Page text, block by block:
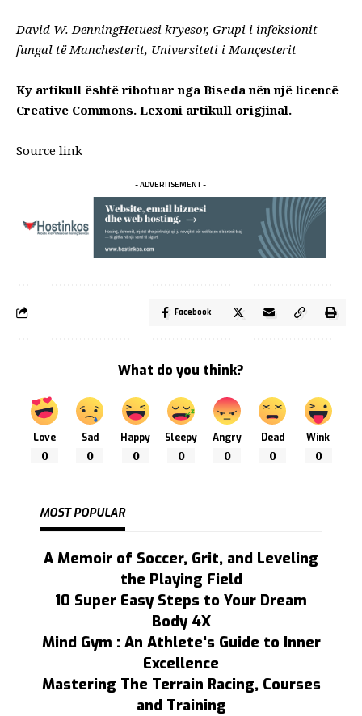
David W. DenningHetuesi kryesor, Grupi i infeksionit
fungal të Manchesterit, Universiteti i Mançesterit
Ky artikull është ribotuar nga Bisedanën një licencë
Creative Commons. Lexoni artikull origjinal.
Source link
- ADVERTISEMENT -
Facebook
What do you think?
Love
0
Sad
0
Happy
0
Sleepy
0
Angry
0
Dead
0
Wink
0
MOST POPULAR
A Memoir of Soccer, Grit, and Leveling
the Playing Field
10 Super Easy Steps to Your Dream
Body 4X
Mind Gym : An Athlete's Guide to Inner
Excellence
Mastering The Terrain Racing, Courses
and Training